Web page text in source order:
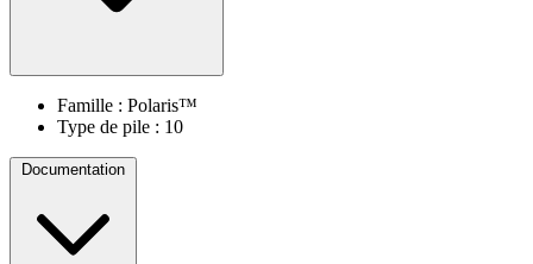
Famille : Polaris™
Type de pile : 10
Documentation